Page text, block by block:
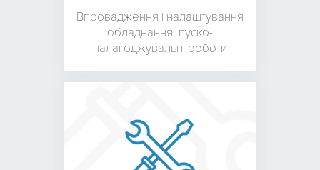
Впровадження і налаштування
обладнання, пуско-
налагоджувальні роботи